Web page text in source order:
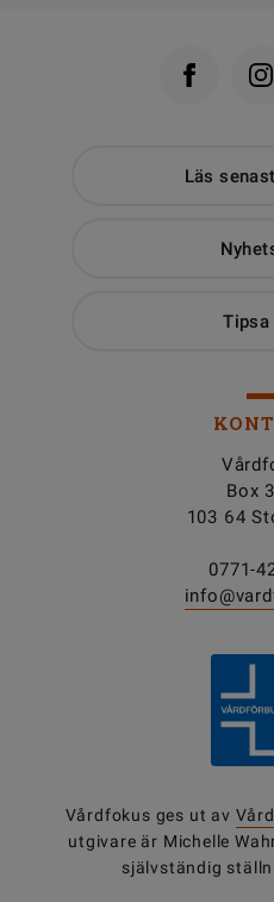
Läs
Tipsa
Box
103 64
0771-
Vårdfokus ges ut av
utgivare är Michelle
självständig